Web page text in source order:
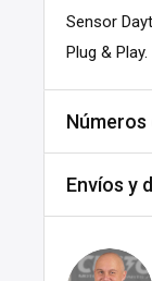
Sensor
Plug & Play.
Números
SKU:A662-
MPN:
DPN:597662
Envíos y
Todos los